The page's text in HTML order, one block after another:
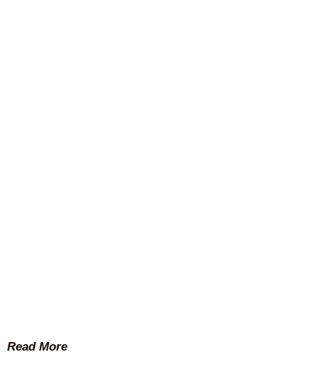
Read More